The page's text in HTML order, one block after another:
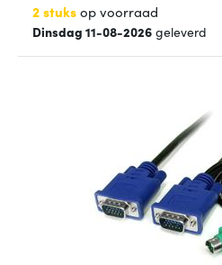
2 stuksop voorraad
Dinsdag 11-08-2026 geleverd